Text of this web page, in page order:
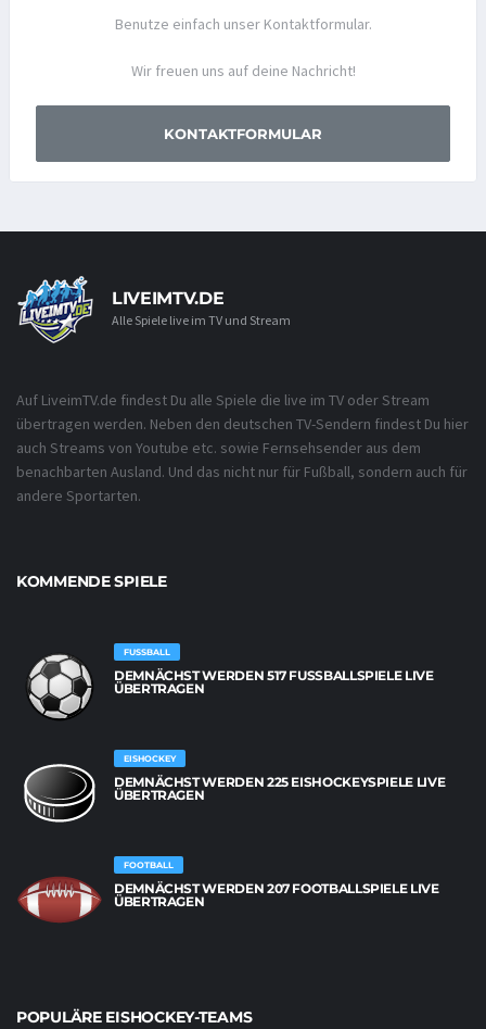
Benutze einfach unser Kontaktformular.
Wir freuen uns auf deine Nachricht!
KONTAKTFORMULAR
LIVEIMTV.DE
Alle Spiele live im TV und Stream
Auf LiveimTV.de findest Du alle Spiele die live im TV oder Stream
übertragen werden. Neben den deutschen TV-Sendern findest Du hier
auch Streams von Youtube etc. sowie Fernsehsender aus dem
benachbarten Ausland. Und das nicht nur für Fußball, sondern auch für
andere Sportarten.
KOMMENDE SPIELE
FUSSBALL
DEMNÄCHST WERDEN 517 FUSSBALLSPIELE LIVE Ü
BERTRAGEN
EISHOCKEY
DEMNÄCHST WERDEN 225 EISHOCKEYSPIELE LIVE
ÜBERTRAGEN
FOOTBALL
DEMNÄCHST WERDEN 207 FOOTBALLSPIELE LIVE
ÜBERTRAGEN
POPULÄRE EISHOCKEY-TEAMS